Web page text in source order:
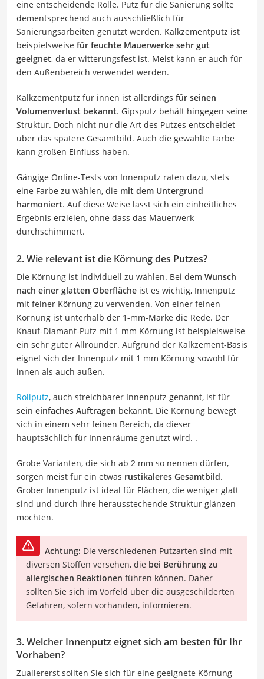
eine entscheidende Rolle. Putz für die Sanierung sollte
dementsprechend auch ausschließlich für
Sanierungsarbeiten genutzt werden. Kalkzementputz ist
beispielsweise für feuchte Mauerwerke sehr gut
geeignet, da er witterungsfest ist. Meist kann er auch für
den Außenbereich verwendet werden.
Kalkzementputz für innen ist allerdings für seinen
Volumenverlust bekannt. Gipsputz behält hingegen seine
Struktur. Doch nicht nur die Art des Putzes entscheidet
über das spätere Gesamtbild. Auch die gewählte Farbe
kann großen Einfluss haben.
Gängige Online-Tests von Innenputz raten dazu, stets
eine Farbe zu wählen, die mit dem Untergrund
harmoniert. Auf diese Weise lässt sich ein einheitliches
Ergebnis erzielen, ohne dass das Mauerwerk
durchschimmert.
2. Wie relevant ist die Körnung des Putzes?
Die Körnung ist individuell zu wählen. Bei dem Wunsch
nach einer glatten Oberfläche ist es wichtig, Innenputz
mit feiner Körnung zu verwenden. Von einer feinen
Körnung ist unterhalb der 1-mm-Marke die Rede. Der
Knauf-Diamant-Putz mit 1 mm Körnung ist beispielsweise
ein sehr guter Allrounder. Aufgrund der Kalkzement-Basis
eignet sich der Innenputz mit 1 mm Körnung sowohl für
innen als auch außen.
Rollputz, auch streichbarer Innenputz genannt, ist für
sein einfaches Auftragen bekannt. Die Körnung bewegt
sich in einem sehr feinen Bereich, da dieser
hauptsächlich für Innenräume genutzt wird. .
Grobe Varianten, die sich ab 2 mm so nennen dürfen,
sorgen meist für ein etwas rustikaleres Gesamtbild.
Grober Innenputz ist ideal für Flächen, die weniger glatt
sind und durch ihre herausstechende Struktur glänzen
möchten.
Achtung: Die verschiedenen Putzarten sind mit
diversen Stoffen versehen, die bei Berührung zu
allergischen Reaktionen führen können. Daher
sollten Sie sich im Vorfeld über die ausgeschilderten
Gefahren, sofern vorhanden, informieren.
3. Welcher Innenputz eignet sich am besten für Ihr
Vorhaben?
Zuallererst sollten Sie sich für eine geeignete Körnung